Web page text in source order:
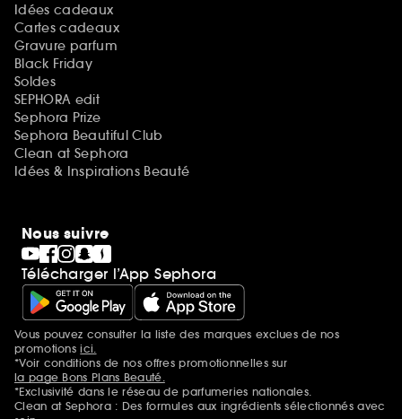
Idées cadeaux
Cartes cadeaux
Gravure parfum
Black Friday
Soldes
SEPHORA edit
Sephora Prize
Sephora Beautiful Club
Clean at Sephora
Idées & Inspirations Beauté
Nous suivre
Télécharger l’App Sephora
Mentions additionnelles
Vous pouvez consulter la liste des marques exclues de nos
promotionsici.
*Voir conditions de nos offres promotionnelles sur
la page Bons Plans Beauté.
*Exclusivité dans le réseau de parfumeries nationales.
Clean at Sephora : Des formules aux ingrédients sélectionnés avec